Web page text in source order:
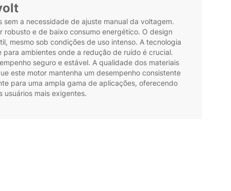
a necessidade de ajuste manual da voltagem.
robusto e de baixo consumo energético. O design
mesmo sob condições de uso intenso. A tecnologia
ambientes onde a redução de ruído é crucial.
seguro e estável. A qualidade dos materiais
este motor mantenha um desempenho consistente
para uma ampla gama de aplicações, oferecendo
usuários mais exigentes.